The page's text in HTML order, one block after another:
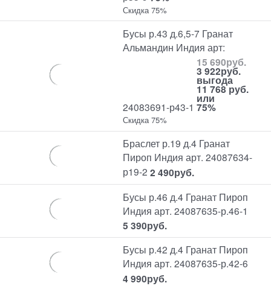
Скидка 75%
Бусы р.43 д.6,5-7 Гранат
Альмандин Индия арт:
24083691-р43-1
15 690руб.
3 922руб.
выгода
11 768 руб.
или
75%
Скидка 75%
Браслет р.19 д.4 Гранат
Пироп Индия арт. 24087634-
р19-2 2 490руб.
Бусы р.46 д.4 Гранат Пироп
Индия арт. 24087635-р.46-1
5 390руб.
Бусы р.42 д.4 Гранат Пироп
Индия арт. 24087635-р.42-6
4 990руб.